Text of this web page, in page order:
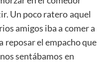
Un poco ratero aquel
amigos iba a comer a
reposar el empacho que
sentábamos en